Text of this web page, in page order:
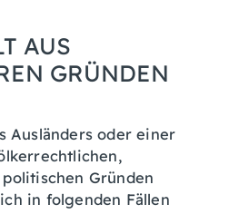
AUS
GRÜNDEN
Ausländers oder einer
Gründen
in folgenden Fällen